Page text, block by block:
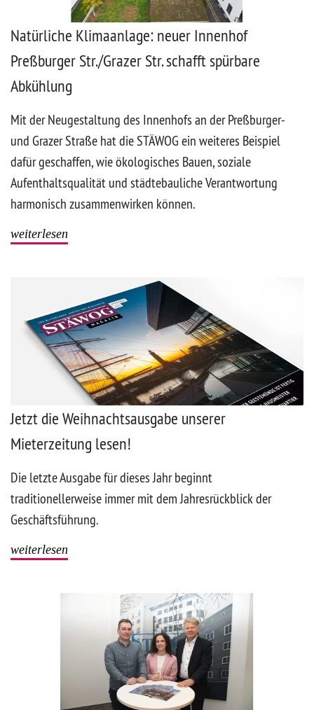
Natürliche Klimaanlage: neuer Innenhof
Preßburger Str./Grazer Str. schafft spürbare
Abkühlung
Mit der Neugestaltung des Innenhofs an der Preßburger-
und Grazer Straße hat die STÄWOG ein weiteres Beispiel
dafür geschaffen, wie ökologisches Bauen, soziale
Aufenthaltsqualität und städtebauliche Verantwortung
harmonisch zusammenwirken können.
weiterlesen
Jetzt die Weihnachtsausgabe unserer
Mieterzeitung lesen!
Die letzte Ausgabe für dieses Jahr beginnt
traditionellerweise immer mit dem Jahresrückblick der
Geschäftsführung.
weiterlesen